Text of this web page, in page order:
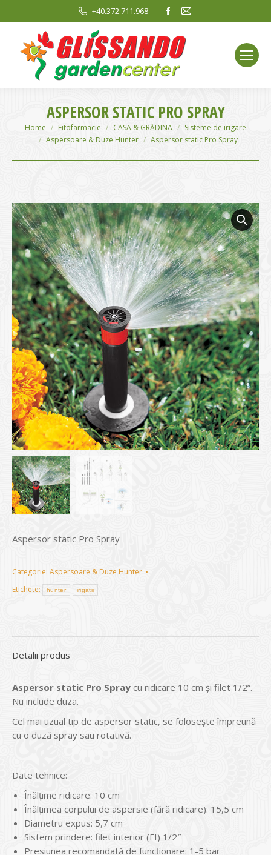
+40.372.711.968
Facebook
opens
in
new
window
Mail
window
ASPERSOR STATIC PRO SPRAY
You are here:
Home Fitofarmacie CASA & GRĂDINA
Sisteme de irigare
Aspersoare & Duze Hunter
Aspersor static Pro Spray
Aspersor static Pro Spray
Categorie: Aspersoare & Duze Hunter
Etichete:
hunter irigații
Detalii produs
Aspersor static Pro Spray cu ridicare 10 cm și filet 1/2”.
Nu include duza.
Cel mai uzual tip de aspersor static, se folosește împreună
cu o duză spray sau rotativă.
Date tehnice:
Înălțime ridicare: 10 cm
Înălțimea corpului de aspersie (fără ridicare): 15,5 cm
Diametru expus: 5,7 cm
Sistem prindere: filet interior (FI) 1/2″
Presiunea recomandată de funcționare: 1-5 bar